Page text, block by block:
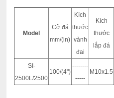
Model
Cỡ đá
mm/(in)
Kích
thước
vành
đai
Kích
thước
lắp đá
SI-
2500L/2500
100/(4")
--------
-----
M10x1.5